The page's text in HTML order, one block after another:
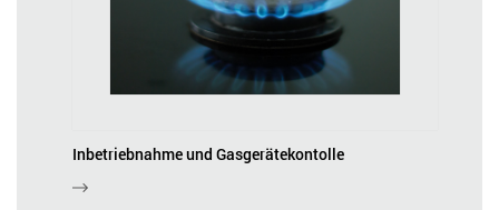
Inbetriebnahme und Gasgerätekontolle